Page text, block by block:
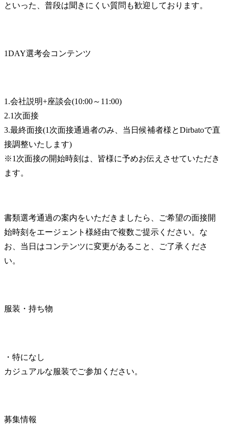
といった、普段は聞きにくい質問も歓迎しております。
1DAY選考会コンテンツ
1.会社説明+座談会(10:00～11:00)
2.1次面接
3.最終面接(1次面接通過者のみ、当日候補者様とDirbatoで直
接調整いたします)
※1次面接の開始時刻は、皆様に予めお伝えさせていただき
ます。
書類選考通過の案内をいただきましたら、ご希望の面接開
始時刻をエージェント様経由で複数ご提示ください。な
お、当日はコンテンツに変更があること、ご了承くださ
い。
服装・持ち物
・特になし
カジュアルな服装でご参加ください。
募集情報